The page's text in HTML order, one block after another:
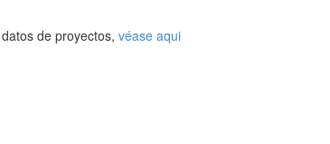
de proyectos,véase aqui